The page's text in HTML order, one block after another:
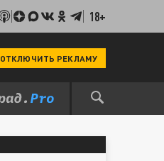
18+
ОТКЛЮЧИТЬ РЕКЛАМУ